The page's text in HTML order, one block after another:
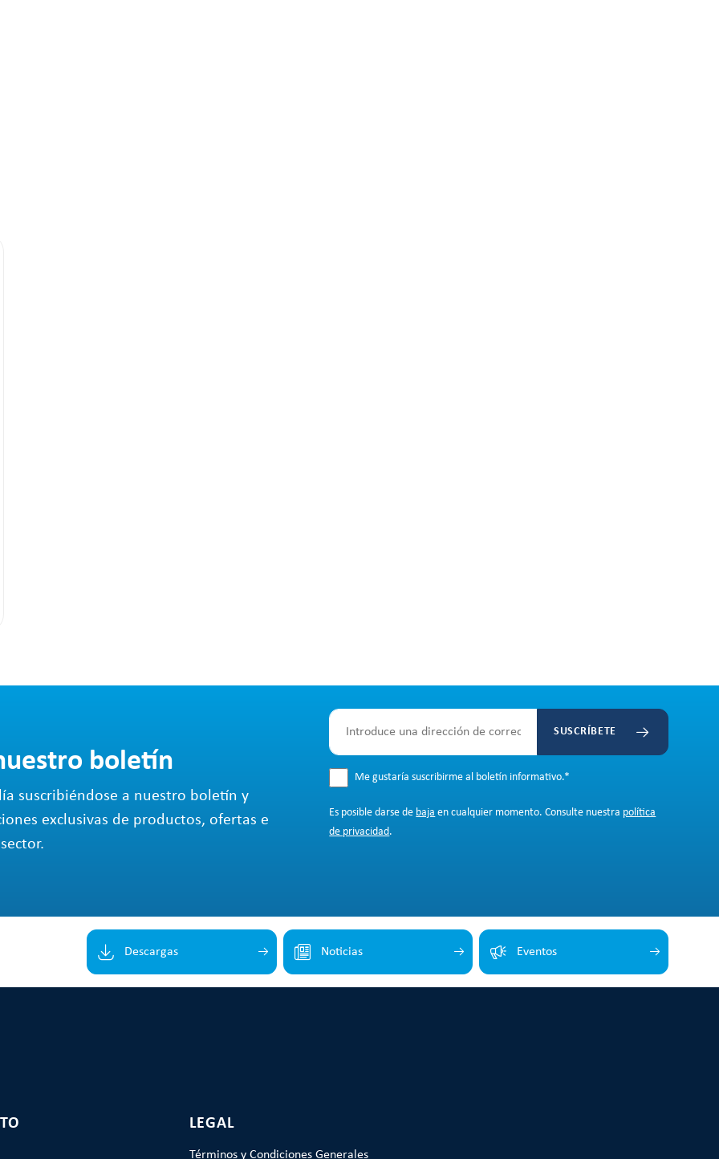
boletín
suscribiéndose a nuestro boletín y
exclusivas de productos, ofertas e
SUSCRÍBETE
Me gustaría suscribirme al boletín informativo.*
Es posible darse de baja en cualquier momento. Consulte nuestra política
de privacidad.
Descargas Noticias Eventos
LEGAL
Términos y Condiciones Generales